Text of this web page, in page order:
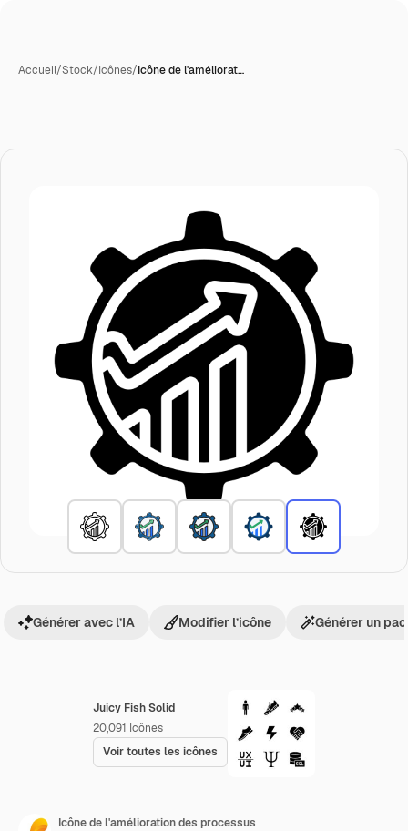
Accueil/Stock/Icônes/Icône de l'améliorat…
Juicy Fish Solid
20,091 Icônes
Voir toutes les icônes
Générer avec l’IA Modifier l’icône Générer un
Icône de l'amélioration des processus